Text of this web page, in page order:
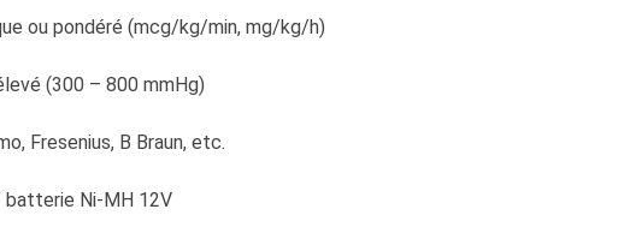
ou pondéré (mcg/kg/min, mg/kg/h)
(300 – 800 mmHg)
Fresenius, B Braun, etc.
Ni-MH 12V